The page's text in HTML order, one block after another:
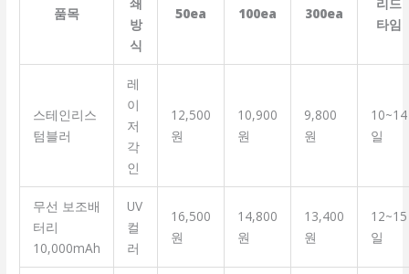
품목
쇄
방
식
50ea 100ea 300ea
리드
타임
스테인리스
텀블러
레
이
저
각
인
12,500
원
10,900
원
9,800
원
10~14
일
무선 보조배
터리
10,000mAh
UV
컬
러
16,500
원
14,800
원
13,400
원
12~15
일